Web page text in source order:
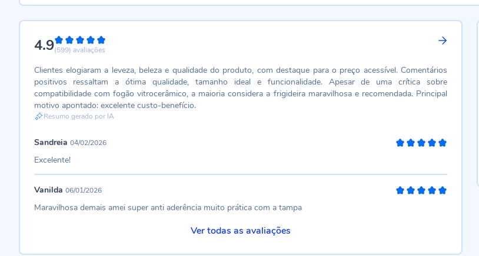
4.998%
(599) avaliações
Clientes elogiaram a leveza, beleza e qualidade do produto, com destaque para o preço acessível. Comentários
positivos ressaltam a ótima qualidade, tamanho ideal e funcionalidade. Apesar de uma crítica sobre
compatibilidade com fogão vitrocerâmico, a maioria considera a frigideira maravilhosa e recomendada. Principal
motivo apontado: excelente custo-benefício.
Resumo gerado por IA
Sandreia 04/02/2026
Excelente!
Vanilda 06/01/2026
Maravilhosa demais amei super anti aderência muito prática com a tampa
Ver todas as avaliações